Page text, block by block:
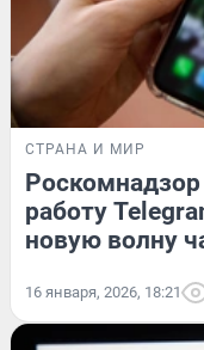
СТРАНА И МИР
работу
новую волну
16 января, 2026, 18:21